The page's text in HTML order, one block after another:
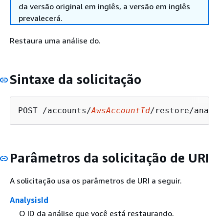
da versão original em inglês, a versão em inglês
prevalecerá.
Restaura uma análise do.
Sintaxe da solicitação
POST /accounts/AwsAccountId/restore/
Parâmetros da solicitação de URI
A solicitação usa os parâmetros de URI a seguir.
AnalysisId
O ID da análise que você está restaurando.